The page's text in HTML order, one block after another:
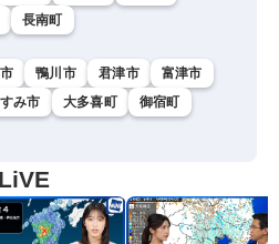
長南町
鴨川市 君津市
富津市
み市 大多喜町
御宿町